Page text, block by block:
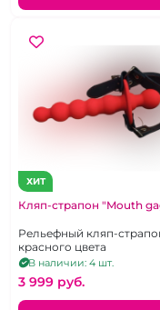
ХИТ
Кляп-страпон "Mouth
Рельефный кляп-
красного цвета
В наличии: 4 шт.
3 999 pуб.